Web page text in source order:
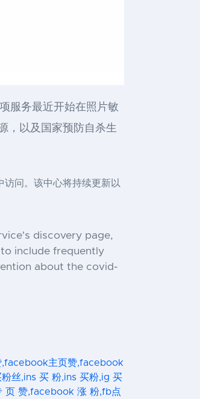
服务最近开始在照片敏
，以及国家预防自杀生
问。该中心将持续更新以
discovery page,
include frequently
about the covid-
,facebook主页赞,facebook
丝,ins 买 粉,ins 买粉,ig 买
页 赞,facebook 涨 粉,fb点